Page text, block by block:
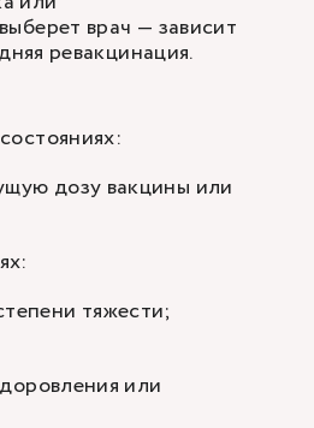
врач — зависит
ревакцинация.
дозу вакцины или
тяжести;
или